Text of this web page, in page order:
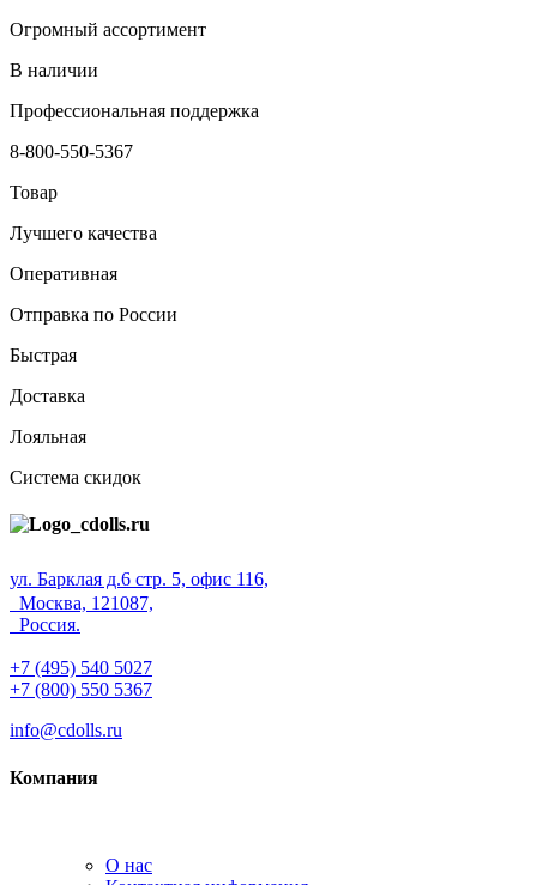
Огромный ассортимент
В наличии
Профессиональная поддержка
8-800-550-5367
Товар
Лучшего качества
Оперативная
Отправка по России
Быстрая
Доставка
Лояльная
Система скидок
ул. Барклая д.6 стр. 5, офис 116,
Москва, 121087,
Россия.
+7 (495) 540 5027
+7 (800) 550 5367
info@cdolls.ru
Компания
О нас